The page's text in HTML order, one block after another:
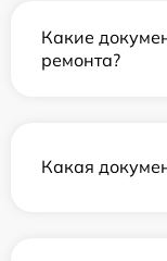
Какие
ремонта?
Какая